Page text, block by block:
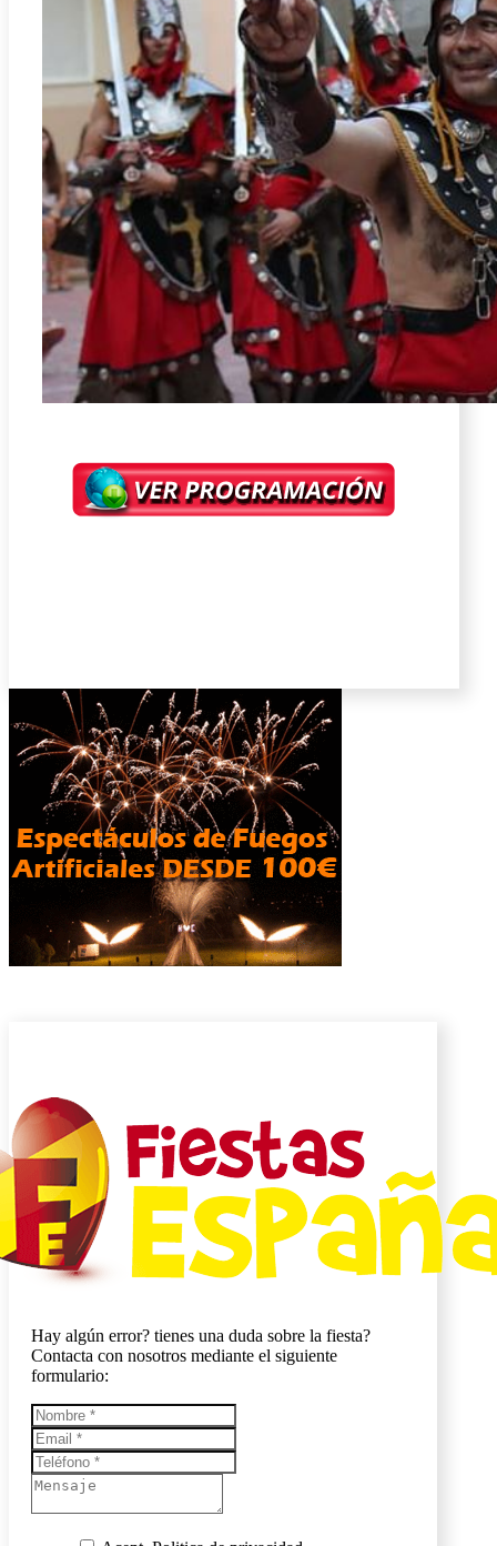
Hay algún error? tienes una duda sobre la fiesta?
Contacta con nosotros mediante el siguiente
formulario: